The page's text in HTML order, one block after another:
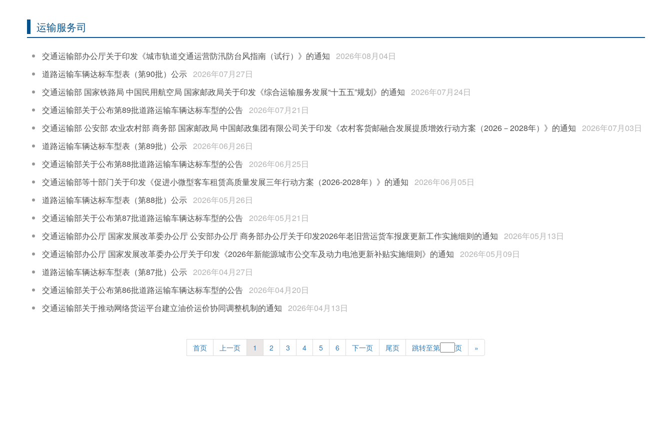
运输服务司
交通运输部办公厅关于印发《城市轨道交通运营防汛防台风指南（试行）》的通知 2026年08月04日
道路运输车辆达标车型表（第90批）公示 2026年07月27日
交通运输部 国家铁路局 中国民用航空局 国家邮政局关于印发《综合运输服务发展“十五五”规划》的通知 2026年07月24日
交通运输部关于公布第89批道路运输车辆达标车型的公告 2026年07月21日
交通运输部 公安部 农业农村部 商务部 国家邮政局 中国邮政集团有限公司关于印发《农村客货邮融合发展提质增效行动方案（2026－2028年）》的通知 2026年07月03日
道路运输车辆达标车型表（第89批）公示 2026年06月26日
交通运输部关于公布第88批道路运输车辆达标车型的公告 2026年06月25日
交通运输部等十部门关于印发《促进小微型客车租赁高质量发展三年行动方案（2026-2028年）》的通知 2026年06月05日
道路运输车辆达标车型表（第88批）公示 2026年05月26日
交通运输部关于公布第87批道路运输车辆达标车型的公告 2026年05月21日
交通运输部办公厅 国家发展改革委办公厅 公安部办公厅 商务部办公厅关于印发2026年老旧营运货车报废更新工作实施细则的通知 2026年05月13日
交通运输部办公厅 国家发展改革委办公厅关于印发《2026年新能源城市公交车及动力电池更新补贴实施细则》的通知 2026年05月09日
道路运输车辆达标车型表（第87批）公示 2026年04月27日
交通运输部关于公布第86批道路运输车辆达标车型的公告 2026年04月20日
交通运输部关于推动网络货运平台建立油价运价协同调整机制的通知 2026年04月13日
首页 上一页 1 2 3 4 5 6 下一页 尾页 跳转至第 页 »